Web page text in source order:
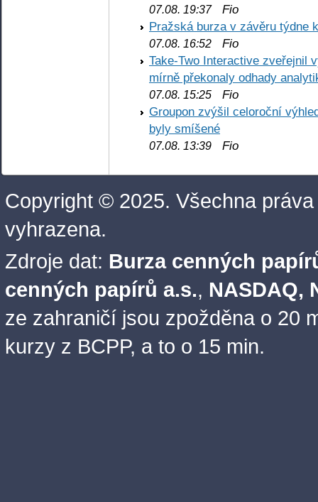
07.08. 19:37Fio
Pražská burza v závěru týdne
07.08. 16:52 Fio
Take-Two Interactive zveřejnil
mírně překonaly odhady
07.08. 15:25 Fio
Groupon zvýšil celoroční
byly smíšené
07.08. 13:39 Fio
Copyright © 2025. Všechna práva
vyhrazena.
Zdroje dat: Burza cenných
cenných papírů a.s., NASDAQ,
ze zahraničí jsou zpožděna o 20
kurzy z BCPP, a to o 15 min.